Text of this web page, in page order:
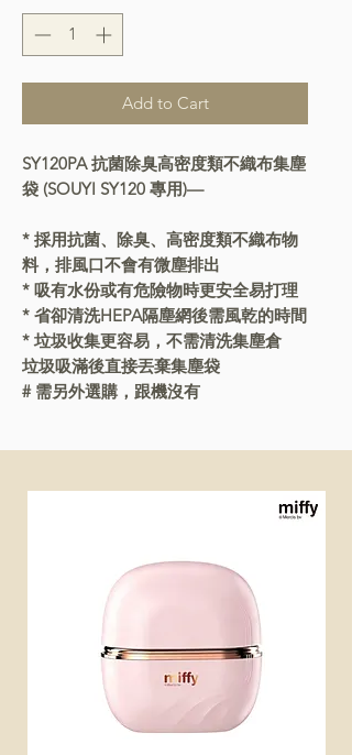
Add to Cart
SY120PA 抗菌除臭高密度類不織布集塵
袋 (SOUYI SY120 專用)—
* 採用抗菌、除臭、高密度類不織布物
料，排風口不會有微塵排出
* 吸有水份或有危險物時更安全易打理
* 省卻清洗HEPA隔塵網後需風乾的時間
* 垃圾收集更容易，不需清洗集塵倉
垃圾吸滿後直接丟棄集塵袋
# 需另外選購，跟機沒有